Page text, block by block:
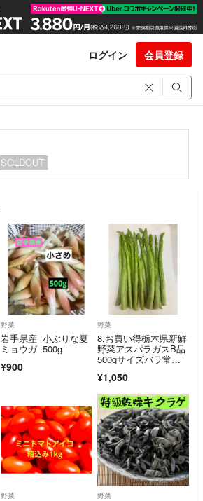
ログイン 会員登録
SOLDOUT
野菜
岩手県産 小ぶりな夏
ミョウガ 500g
¥900
野菜
8,お買い得栃木県新鮮
野菜アスパラガスB品
500gサイズバラ常温
¥1,050
野菜 野菜